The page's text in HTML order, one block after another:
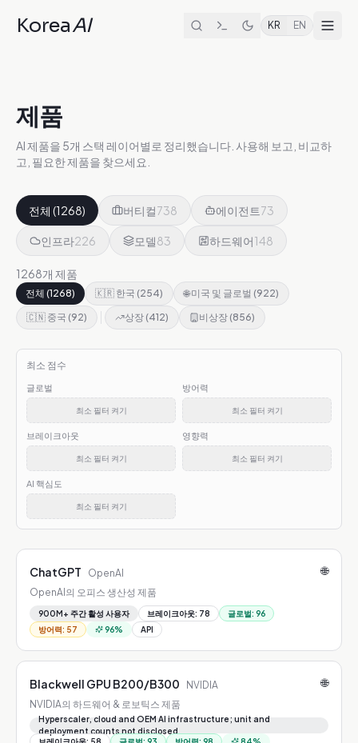
KoreaAI KR EN
제품
AI 제품을 5개 스택 레이어별로 정리했습니다. 사용해 보고, 비교하
고, 필요한 제품을 찾으세요.
전체 (1268) 버티컬738 에이전트73
인프라226 모델83 하드웨어148
1268개 제품
전체 (1268) 🇰🇷 한국 (254) 🌐 미국 및 글로벌 (922)
🇨🇳 중국 (92) 상장 (412) 비상장 (856)
최소 점수
글로벌
최소 필터 켜기
방어력
최소 필터 켜기
브레이크아웃
최소 필터 켜기
영향력
최소 필터 켜기
AI 핵심도
최소 필터 켜기
ChatGPT OpenAI 🌐
OpenAI의 오피스 생산성 제품
900M+ 주간 활성 사용자 브레이크아웃: 78 글로벌: 96
방어력: 57 96% API
Blackwell GPU B200/B300 NVIDIA 🌐
NVIDIA의 하드웨어 & 로보틱스 제품
Hyperscaler, cloud and OEM AI infrastructure; unit and
deployment counts not disclosed
브레이크아웃: 58 글로벌: 93 방어력: 98 84%